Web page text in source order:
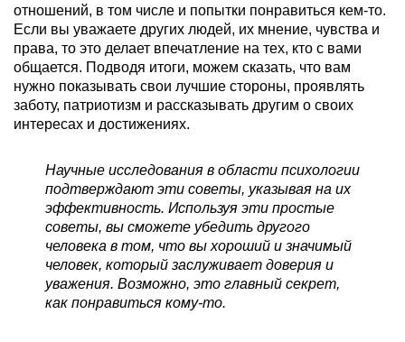
отношений, в том числе и попытки понравиться кем-то.
Если вы уважаете других людей, их мнение, чувства и
права, то это делает впечатление на тех, кто с вами
общается. Подводя итоги, можем сказать, что вам
нужно показывать свои лучшие стороны, проявлять
заботу, патриотизм и рассказывать другим о своих
интересах и достижениях.
Научные исследования в области психологии
подтверждают эти советы, указывая на их
эффективность. Используя эти простые
советы, вы сможете убедить другого
человека в том, что вы хороший и значимый
человек, который заслуживает доверия и
уважения. Возможно, это главный секрет,
как понравиться кому-то.